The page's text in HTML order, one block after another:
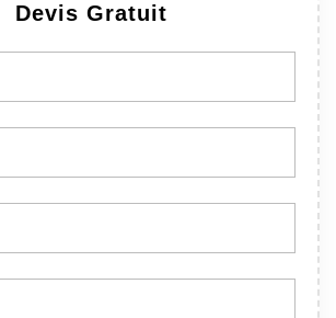
Devis Gratuit